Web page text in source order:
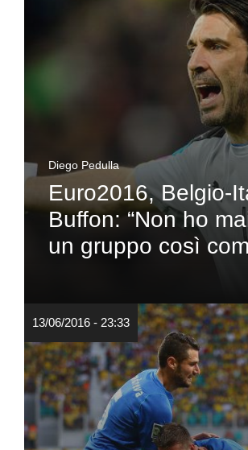
Diego Pedulla
Euro2016, Belgio-
Buffon: “Non ho
un gruppo così
13/06/2016 - 23:33